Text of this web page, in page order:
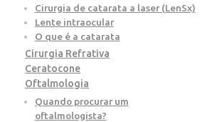
Cirurgia de catarata a laser (LenSx)
Lente intraocular
O que é a catarata
Cirurgia Refrativa
Ceratocone
Oftalmologia
Quando procurar um
oftalmologista?